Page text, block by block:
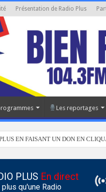
Présentation de Radio Plus
Les reportages
EN FAISANT UN DON EN
PLUS En direct
plus qu'une Radio